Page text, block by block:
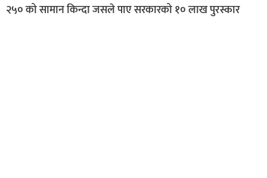
२५० को सामान किन्दा जसले पाए सरकारको १० लाख पुरस्कार